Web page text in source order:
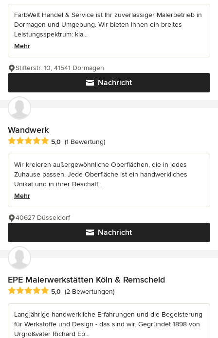
FarbWelt Handel & Service ist Ihr zuverlässiger Malerbetrieb in
Dormagen und Umgebung. Wir bieten Ihnen ein breites
Leistungsspektrum: kla...
Mehr
Nachricht
Stifterstr. 10, 41541 Dormagen
Wandwerk
Durchschnittliche Bewertung: 5 von 5 Sternen
5,0 (1 Bewertung)
Wir kreieren außergewöhnliche Oberflächen, die in jedes
Zuhause passen. Jede Oberfläche ist ein handwerkliches
Unikat und in ihrer Beschaff...
Mehr
Nachricht
40627 Düsseldorf
EPE Malerwerkstätten Köln & Remscheid
Durchschnittliche Bewertung: 5 von 5 Sternen
5,0 (2 Bewertungen)
Langjährige handwerkliche Erfahrungen und die Begeisterung
für Werkstoffe und Design - das sind wir. Gegründet 1898 von
Urgroßvater Richard Ep...